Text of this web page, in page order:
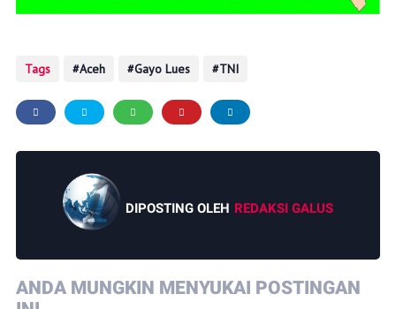
Tags Aceh Gayo Lues TNI
DIPOSTING OLEH REDAKSI GALUS
ANDA MUNGKIN MENYUKAI POSTINGAN